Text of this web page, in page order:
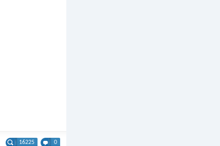
16225 0